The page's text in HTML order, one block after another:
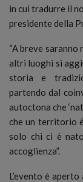
in cui tradurre il
presidente della
“A breve
altri luoghi si
storia e
partendo dal
autoctona che
che un territorio
solo chi ci è
accoglienza”.
L’evento è